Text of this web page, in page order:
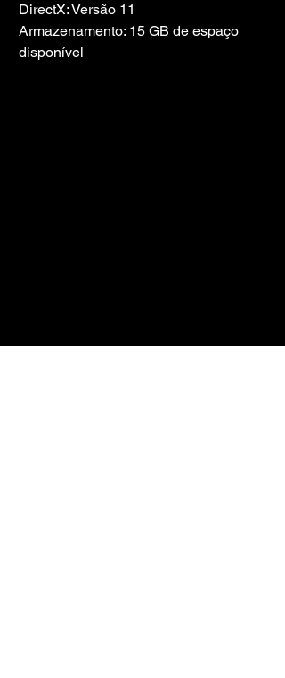
DirectX: Versão 11
Armazenamento: 15 GB de espaço
disponível